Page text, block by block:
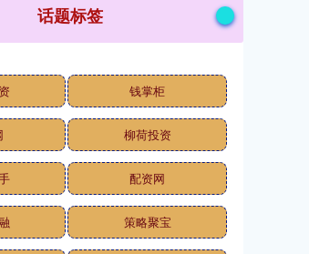
话题标签
钱掌柜
柳荷投资
配资网
策略聚宝